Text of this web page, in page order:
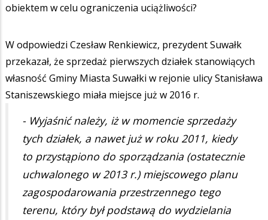
obiektem w celu ograniczenia uciążliwości?
W odpowiedzi Czesław Renkiewicz, prezydent Suwałk
przekazał, że sprzedaż pierwszych działek stanowiących
własność Gminy Miasta Suwałki w rejonie ulicy Stanisława
Staniszewskiego miała miejsce już w 2016 r.
- Wyjaśnić należy, iż w momencie sprzedaży
tych działek, a nawet już w roku 2011, kiedy
to przystąpiono do sporządzania (ostatecznie
uchwalonego w 2013 r.) miejscowego planu
zagospodarowania przestrzennego tego
terenu, który był podstawą do wydzielania